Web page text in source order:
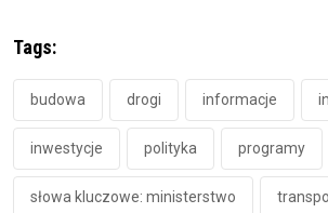
Tags:
budowa drogi informacje
inwestycje polityka programy
słowa kluczowe: ministerstwo